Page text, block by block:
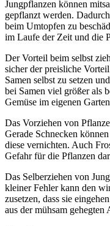
Jungpflanzen können
gepflanzt werden.
beim Umtopfen zu
im Laufe der Zeit und die
Der Vorteil beim selbst
sicher der preisliche
Samen selbst zu setzen
bei Samen viel größer als
Gemüse im eigenen
Das Vorziehen von
Gerade Schnecken
diese vernichten. Auch
Gefahr für die Pflanzen
Das Selberziehen von
kleiner Fehler kann den
zusetzen, dass sie
aus der mühsam